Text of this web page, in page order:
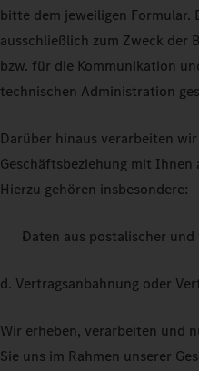
bitte dem jeweiligen Formular.
ausschließlich zum Zweck der
bzw. für die Kommunikation
technischen Administration
Darüber hinaus verarbeiten
Geschäftsbeziehung mit
Hierzu gehören insbesondere:
Daten aus postalischer
d. Vertragsanbahnung oder
Wir erheben, verarbeiten und
Sie uns im Rahmen unserer